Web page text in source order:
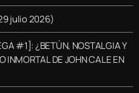
julio 2026)
#1]: ¿BETÚN, NOSTALGIA Y
INMORTAL DE JOHN CALE EN